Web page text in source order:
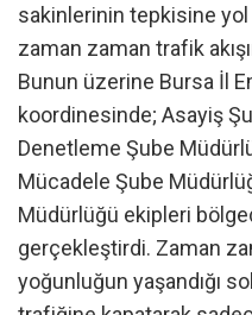
sakinlerinin tepkisine yol
zaman zaman trafik
Bunun üzerine Bursa İl
koordinesinde; Asayiş
Denetleme Şube
Mücadele Şube
Müdürlüğü ekipleri
gerçekleştirdi. Zaman
yoğunluğun yaşandığı